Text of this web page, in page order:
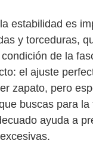
estabilidad es
y torceduras,
de la
el ajuste
zapato, pero
buscas para
ayuda a